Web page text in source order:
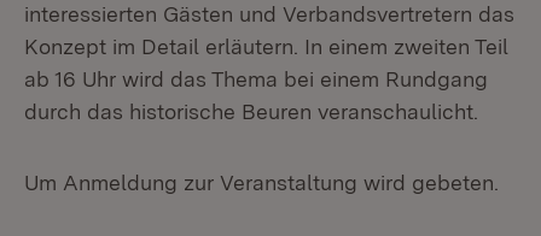
interessierten Gästen und Verbandsvertretern das
Konzept im Detail erläutern. In einem zweiten Teil
ab 16 Uhr wird das Thema bei einem Rundgang
durch das historische Beuren veranschaulicht.
Um Anmeldung zur Veranstaltung wird gebeten.